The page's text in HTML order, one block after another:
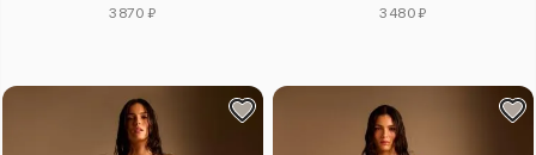
3870 ₽
3480 ₽